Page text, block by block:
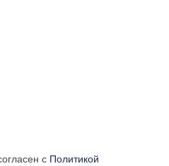
с Политикой